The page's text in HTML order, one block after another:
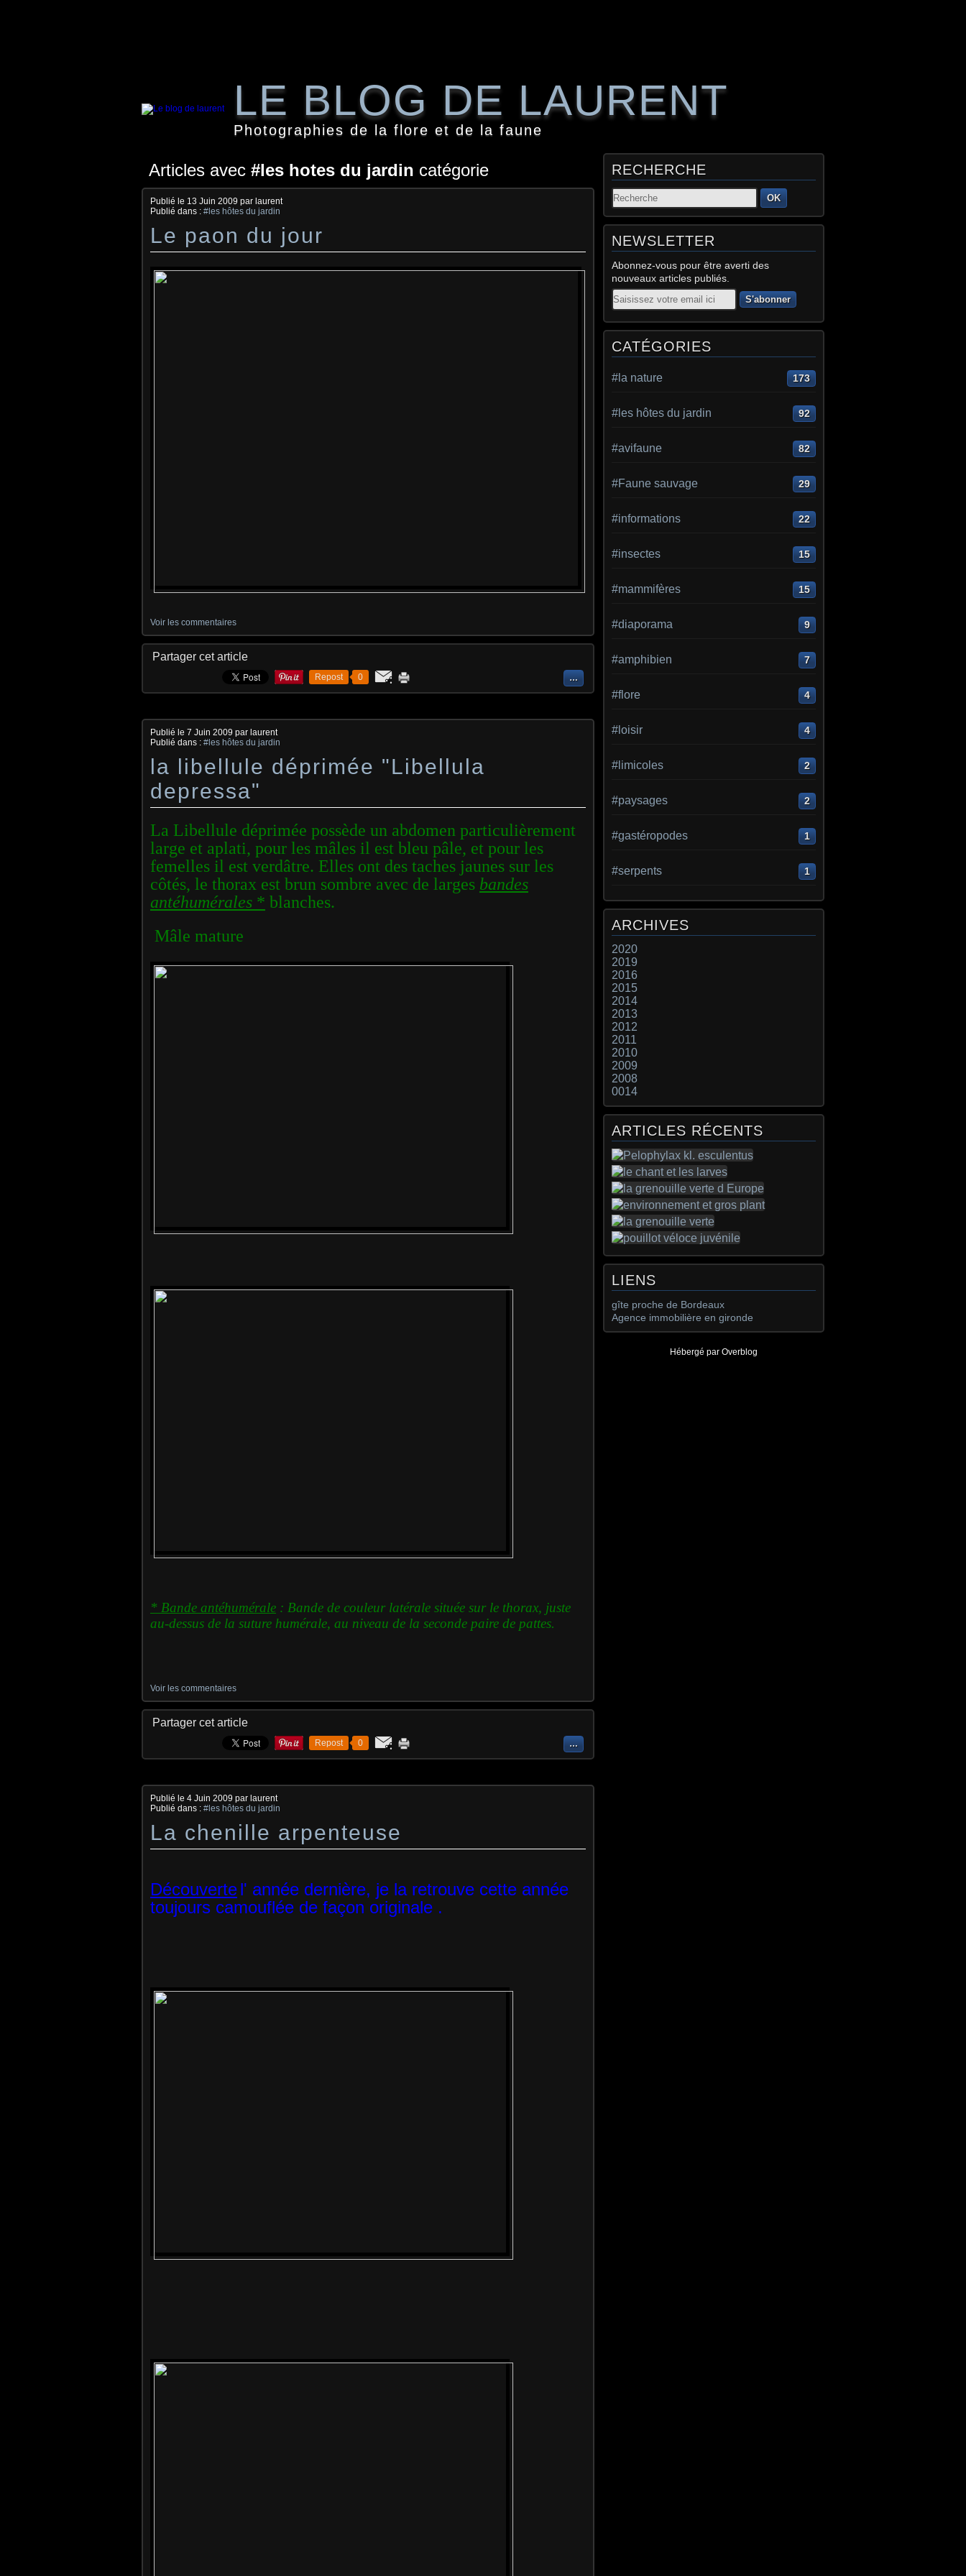
LE BLOG DE LAURENT
Photographies de la flore et de la faune
Articles avec #les hotes du jardin catégorie
Publié le 13 Juin 2009 par laurent
Publié dans : #les hôtes du jardin
Le paon du jour
Voir les commentaires
Partager cet article
Repost 0 …
Publié le 7 Juin 2009 par laurent
Publié dans : #les hôtes du jardin
la libellule déprimée "Libellula
depressa"
La Libellule déprimée possède un abdomen particulièrement
large et aplati, pour les mâles il est bleu pâle, et pour les
femelles il est verdâtre. Elles ont des taches jaunes sur les
côtés, le thorax est brun sombre avec de larges bandes
antéhumérales * blanches.
Mâle mature
* Bande antéhumérale : Bande de couleur latérale située sur le thorax, juste
au-dessus de la suture humérale, au niveau de la seconde paire de pattes.
Voir les commentaires
Partager cet article
Repost 0 …
Publié le 4 Juin 2009 par laurent
Publié dans : #les hôtes du jardin
La chenille arpenteuse
Découvertel' année dernière, je la retrouve cette année
toujours camouflée de façon originale .
RECHERCHE
OK
NEWSLETTER
Abonnez-vous pour être averti des
nouveaux articles publiés.
Email
CATÉGORIES
#la nature 173
#les hôtes du jardin 92
#avifaune 82
#Faune sauvage 29
#informations 22
#insectes 15
#mammifères 15
#diaporama 9
#amphibien 7
#flore 4
#loisir 4
#limicoles 2
#paysages 2
#gastéropodes 1
#serpents 1
ARCHIVES
2020
2019
2016
2015
2014
2013
2012
2011
2010
2009
2008
0014
ARTICLES RÉCENTS
LIENS
gîte proche de Bordeaux
Agence immobilière en gironde
Hébergé par Overblog